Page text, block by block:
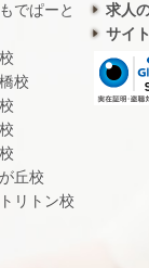
でぱーと
校
丘校
リトン校
求人
サイ